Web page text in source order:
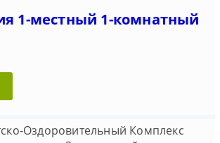
1-местный 1-комнатный